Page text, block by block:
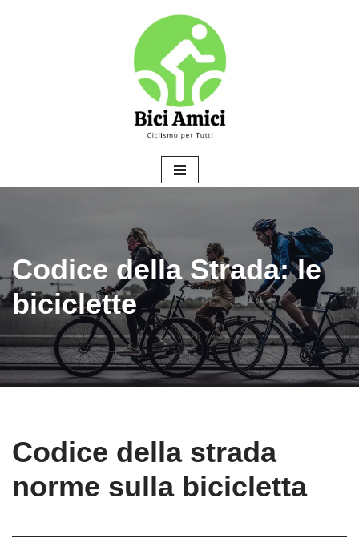
Codice della Strada: le
biciclette
Codice della strada
norme sulla bicicletta